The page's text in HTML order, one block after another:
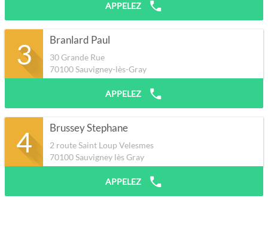
APPELEZ
3 Branlard Paul
30 Grande Rue
70100Sauvigney-lès-Gray
APPELEZ
4 Brussey Stephane
2 route Saint Loup Velesmes
70100Sauvigney lès Gray
APPELEZ